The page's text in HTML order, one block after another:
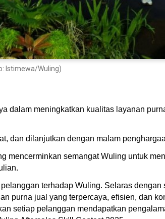
Istimewa/Wuling)
dalam meningkatkan kualitas layanan
dan dilanjutkan dengan malam
mencerminkan semangat Wuling untuk
terhadap Wuling. Selaras dengan
purna jual yang terpercaya, efisien, dan
setiap pelanggan mendapatkan